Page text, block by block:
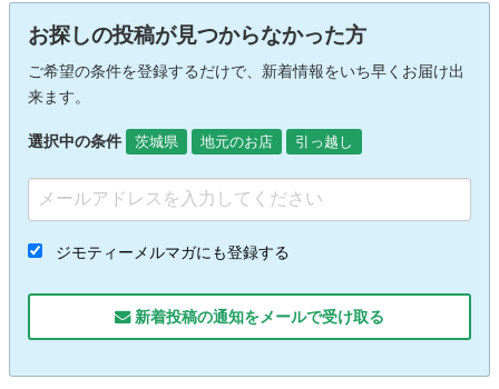
お探しの投稿が見つからなかった方
ご希望の条件を登録するだけで、新着情報をいち早くお届け出
来ます。
選択中の条件 茨城県 地元のお店 引っ越し
ジモティーメルマガにも登録する
新着投稿の通知をメールで受け取る